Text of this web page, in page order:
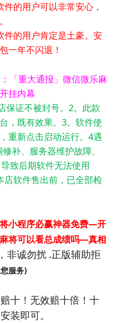
的用户可以非常安心，
的用户肯定是土豪。安
一年不闪退！
「重大通报」微信微乐麻
挂内幕
保证不被封号。2。此款
，既有效果。3。软件使
重新点击启动运行。4遇
补、服务器维护故障、
致后期软件无法使用
店软件售出前，已全部检
小程序必赢神器免费—开
将可以看总成绩吗—真相
非诚勿扰 .正版辅助拒
服务)
十！无效赔十倍！十
装即可。